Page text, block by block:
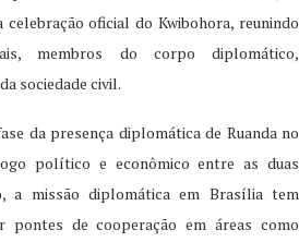
celebração oficial do Kwibohora, reunindo
membros do corpo diplomático,
sociedade civil.
da presença diplomática de Ruanda no
político e econômico entre as duas
a missão diplomática em Brasília tem
pontes de cooperação em áreas como